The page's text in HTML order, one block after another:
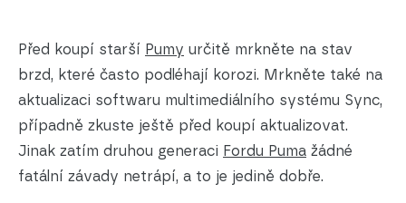
Před koupí starší Pumy určitě mrkněte na stav
brzd, které často podléhají korozi. Mrkněte také na
aktualizaci softwaru multimediálního systému Sync,
případně zkuste ještě před koupí aktualizovat.
Jinak zatím druhou generaci Fordu Puma žádné
fatální závady netrápí, a to je jedině dobře.